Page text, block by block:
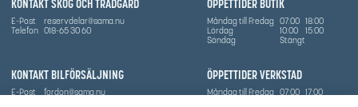
ÖPPETTIDER BUTIK
Måndag till Fredag 07:00 18:00
Lördag
10:00
15:00
Söndag
Stängt
ÖPPETTIDER VERKSTAD
Måndag till Fredag 07:00 17:00
KONTAKT SKOG OCH TRÄDGÅRD
E-Post
reservdelar@sama.nu
Telefon 018-65 30 60
KONTAKT BILFÖRSÄLJNING
E-Post
fordon@sama.nu